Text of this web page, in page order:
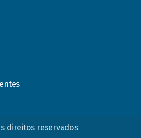
direitos reservados